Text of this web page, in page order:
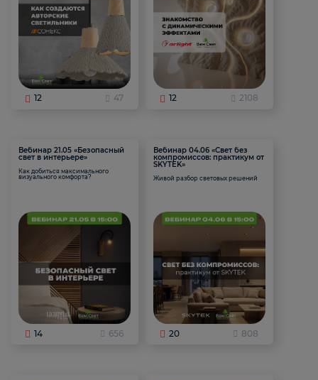
12 47 12 2108
Вебинар 21.05 «Безопасный
свет в интерьере»
Как добиться максимального
визуального комфорта?
14 656
Вебинар 04.06 «Свет без
компромиссов: практикум от
SKYTEK»
Живой разбор световых решений
20 808